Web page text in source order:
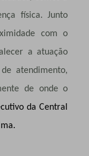
física. Junto
com o
a atuação
atendimento,
de onde o
da Central